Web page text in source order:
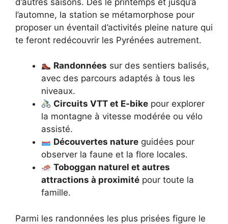
l’automne, la station se métamorphose pour
proposer un éventail d’activités pleine nature qui
te feront redécouvrir les Pyrénées autrement.
Randonnées sur des sentiers balisés,
avec des parcours adaptés à tous les
niveaux.
Circuits VTT et E-bike pour explorer
la montagne à vitesse modérée ou vélo
assisté.
Découvertes nature guidées pour
observer la faune et la flore locales.
Toboggan naturel et autres
attractions à proximité pour toute la
famille.
Parmi les randonnées les plus prisées figure le